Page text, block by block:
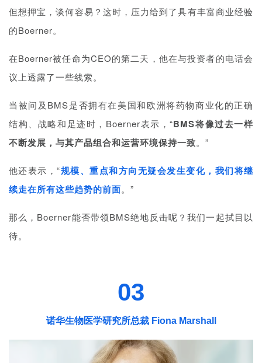
n
l
s
h
联
系
我
但想押宝，谈何容易？这时，压力给到了具有丰富商业经验
的Boerner。
在Boerner被任命为CEO的第二天，他在与投资者的电话会
议上透露了一些线索。
当被问及BMS是否拥有在美国和欧洲将药物商业化的正确
结构、战略和足迹时，Boerner表示，“BMS将像过去一样
不断发展，与其产品组合和运营环境保持一致。”
他还表示，“规模、重点和方向无疑会发生变化，我们将继
续走在所有这些趋势的前面。”
那么， Boerner能否带领BMS绝地反击呢？我们一起拭目以
待。
03
诺华生物医学研究所总裁 Fiona Marshall